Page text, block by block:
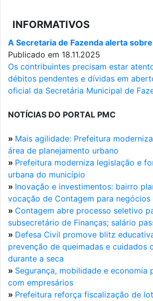
INFORMATIVOS
A Secretaria de Fazenda alerta sobre
Publicado em 18.11.2025
Os contribuintes precisam estar
débitos pendentes e dívidas em
oficial da Secretária Municipal de
NOTÍCIAS DO PORTAL PMC
» Mais agilidade: Prefeitura
área de planejamento urbano
» Prefeitura moderniza legislação e
urbana do município
» Inovação e investimentos: bairro
vocação de Contagem para negócios
» Contagem abre processo seletivo
subsecretário de Finanças; salário
» Defesa Civil promove blitz
prevenção de queimadas e cuidados
durante a seca
» Segurança, mobilidade e economia
com empresários
» Prefeitura reforça fiscalização de